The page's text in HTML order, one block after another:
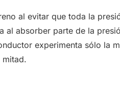
al evitar que toda la
al absorber parte de la
experimenta sólo la
mitad.